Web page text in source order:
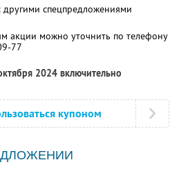
другими спецпредложениями
акции можно уточнить по телефону
77
2024 включительно
купоном